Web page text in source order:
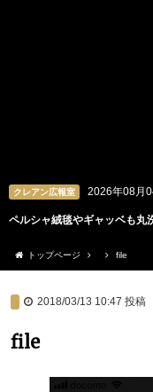
クレアン広報室 2026年08月
ペルシャ絨毯やギャッベも丸
トップページ file
2018/03/13 10:47 投稿
file